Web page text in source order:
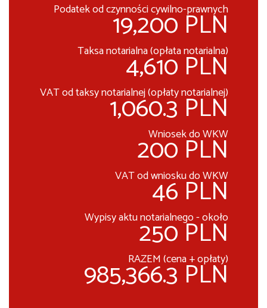
Podatek od czynności cywilno-prawnych
19,200 PLN
Taksa notarialna (opłata notarialna)
4,610 PLN
VAT od taksy notarialnej (opłaty notarialnej)
1,060.3 PLN
Wniosek do WKW
200 PLN
VAT od wniosku do WKW
46 PLN
Wypisy aktu notarialnego - około
250 PLN
RAZEM (cena + opłaty)
985,366.3 PLN